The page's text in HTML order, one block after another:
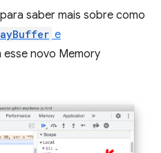
saber mais sobre como
e
esse novo Memory